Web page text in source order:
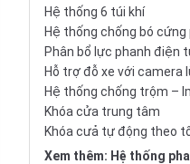
Hệ thống 6 túi khí
Hệ thống chống bó cứng
Phân bổ lực phanh điện
Hỗ trợ đỗ xe với camera
Hệ thống chống trộm –
Khóa cửa trung tâm
Khóa cưả tự động theo
Xem thêm: Hệ thống